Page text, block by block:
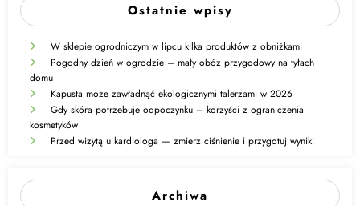
Ostatnie wpisy
W sklepie ogrodniczym w lipcu kilka produktów z obniżkami
Pogodny dzień w ogrodzie – mały obóz przygodowy na tyłach
domu
Kapusta może zawładnąć ekologicznymi talerzami w 2026
Gdy skóra potrzebuje odpoczynku – korzyści z ograniczenia
kosmetyków
Przed wizytą u kardiologa — zmierz ciśnienie i przygotuj wyniki
Archiwa